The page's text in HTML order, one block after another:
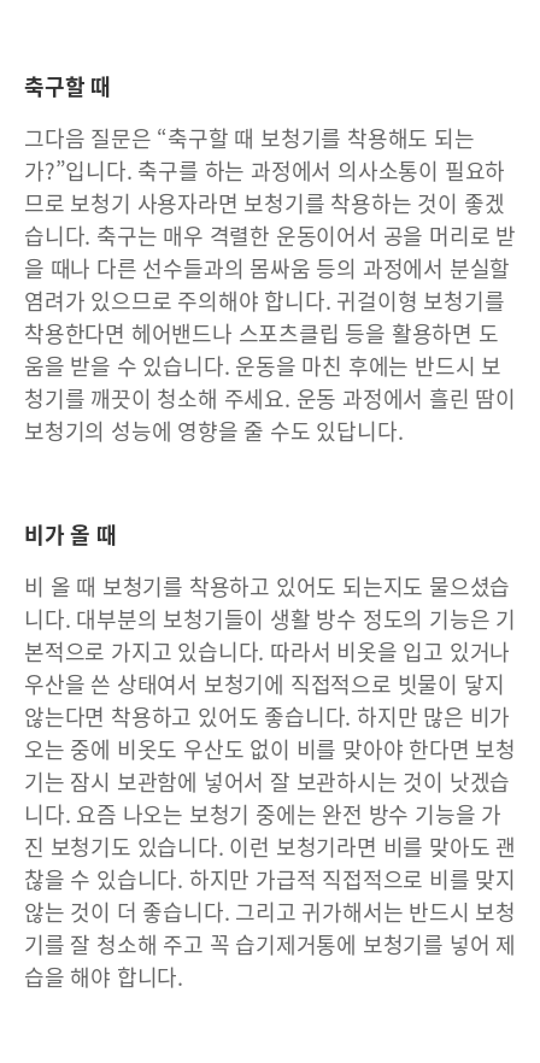
축구할 때
그다음 질문은 “축구할 때 보청기를 착용해도 되는
가?”입니다. 축구를 하는 과정에서 의사소통이 필요하
므로 보청기 사용자라면 보청기를 착용하는 것이 좋겠
습니다. 축구는 매우 격렬한 운동이어서 공을 머리로 받
을 때나 다른 선수들과의 몸싸움 등의 과정에서 분실할
염려가 있으므로 주의해야 합니다. 귀걸이형 보청기를
착용한다면 헤어밴드나 스포츠클립 등을 활용하면 도
움을 받을 수 있습니다. 운동을 마친 후에는 반드시 보
청기를 깨끗이 청소해 주세요. 운동 과정에서 흘린 땀이
보청기의 성능에 영향을 줄 수도 있답니다.
비가 올 때
비 올 때 보청기를 착용하고 있어도 되는지도 물으셨습
니다. 대부분의 보청기들이 생활 방수 정도의 기능은 기
본적으로 가지고 있습니다. 따라서 비옷을 입고 있거나
우산을 쓴 상태여서 보청기에 직접적으로 빗물이 닿지
않는다면 착용하고 있어도 좋습니다. 하지만 많은 비가
오는 중에 비옷도 우산도 없이 비를 맞아야 한다면 보청
기는 잠시 보관함에 넣어서 잘 보관하시는 것이 낫겠습
니다. 요즘 나오는 보청기 중에는 완전 방수 기능을 가
진 보청기도 있습니다. 이런 보청기라면 비를 맞아도 괜
찮을 수 있습니다. 하지만 가급적 직접적으로 비를 맞지
않는 것이 더 좋습니다. 그리고 귀가해서는 반드시 보청
기를 잘 청소해 주고 꼭 습기제거통에 보청기를 넣어 제
습을 해야 합니다.